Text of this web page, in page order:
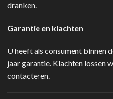
dranken.
Garantie en klachten
U heeft als consument binnen
jaar garantie. Klachten lossen
contacteren.